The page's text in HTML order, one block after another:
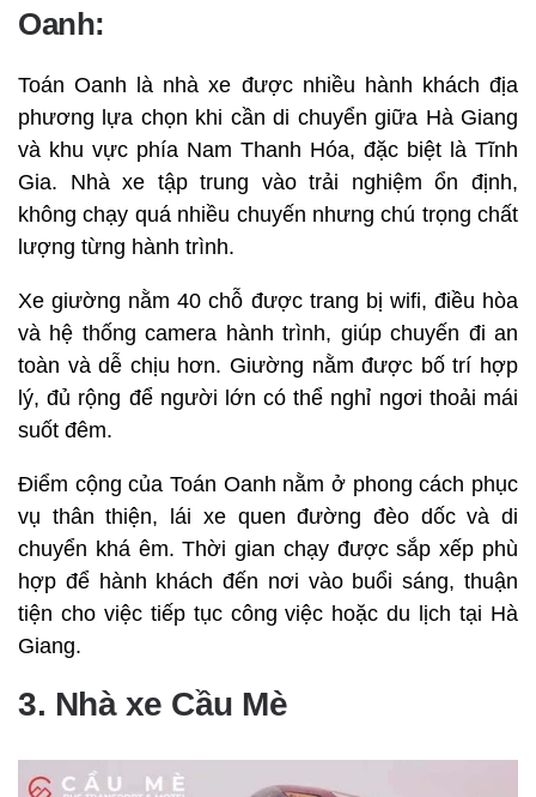
Oanh:
Toán Oanh là nhà xe được nhiều hành khách địa
phương lựa chọn khi cần di chuyển giữa Hà Giang
và khu vực phía Nam Thanh Hóa, đặc biệt là Tĩnh
Gia. Nhà xe tập trung vào trải nghiệm ổn định,
không chạy quá nhiều chuyến nhưng chú trọng chất
lượng từng hành trình.
Xe giường nằm 40 chỗ được trang bị wifi, điều hòa
và hệ thống camera hành trình, giúp chuyến đi an
toàn và dễ chịu hơn. Giường nằm được bố trí hợp
lý, đủ rộng để người lớn có thể nghỉ ngơi thoải mái
suốt đêm.
Điểm cộng của Toán Oanh nằm ở phong cách phục
vụ thân thiện, lái xe quen đường đèo dốc và di
chuyển khá êm. Thời gian chạy được sắp xếp phù
hợp để hành khách đến nơi vào buổi sáng, thuận
tiện cho việc tiếp tục công việc hoặc du lịch tại Hà
Giang.
3. Nhà xe Cầu Mè